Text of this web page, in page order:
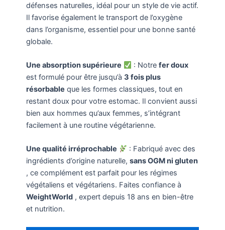
défenses naturelles, idéal pour un style de vie actif.
Il favorise également le transport de l’oxygène
dans l’organisme, essentiel pour une bonne santé
globale.
Une absorption supérieure : Notrefer doux
est formulé pour être jusqu’à 3 fois plus
résorbable que les formes classiques, tout en
restant doux pour votre estomac. Il convient aussi
bien aux hommes qu’aux femmes, s’intégrant
facilement à une routine végétarienne.
Une qualité irréprochable
: Fabriqué avec des
ingrédients d’origine naturelle, sans OGM ni gluten
, ce complément est parfait pour les régimes
végétaliens et végétariens. Faites confiance à
WeightWorld, expert depuis 18 ans en bien-être
et nutrition.